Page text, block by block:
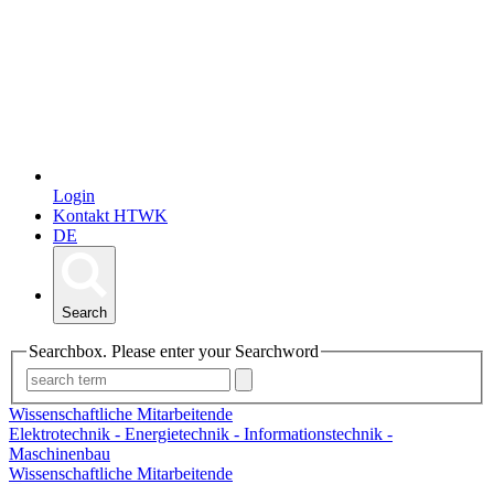
Login
Kontakt HTWK
DE
Search
Searchbox. Please enter your Searchword
Wissenschaftliche Mitarbeitende
Elektrotechnik - Energietechnik - Informationstechnik -
Maschinenbau
Wissenschaftliche Mitarbeitende